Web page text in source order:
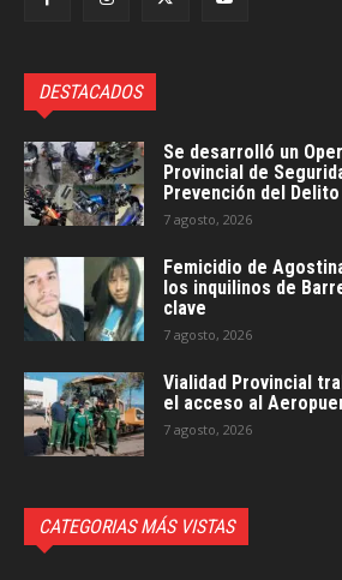
DESTACADOS
Se desarrolló un
Provincial de
Prevención del
7 agosto, 2026
Femicidio de
los inquilinos de
clave
7 agosto, 2026
Vialidad Provincial
el acceso al
7 agosto, 2026
CATEGORIAS MÁS VISTAS